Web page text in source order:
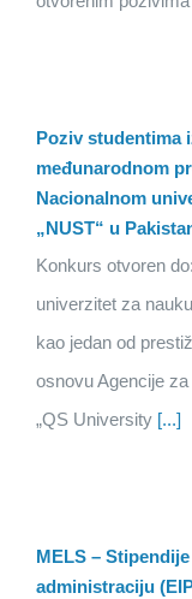
Poziv studentima
međunarodnom
Nacionalnom
„NUST“ u
Konkurs otvoren
univerzitet za
kao jedan od
osnovu Agencije
„QS University [...]
MELS –
administraciju